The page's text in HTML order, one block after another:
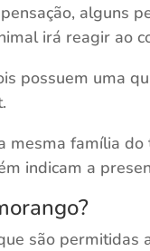
alguns
irá reagir ao
possuem uma
mesma família
indicam a
são permitidas